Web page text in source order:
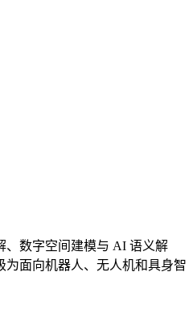
、数字空间建模与 AI 语义解
面向机器人、无人机和具身智